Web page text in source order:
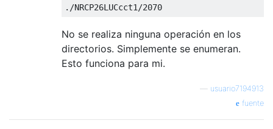
./NRCP26LUCcct1 /2070
No se realiza ninguna operación en los
directorios. Simplemente se enumeran.
Esto funciona para mi.
usuario7194913
fuente